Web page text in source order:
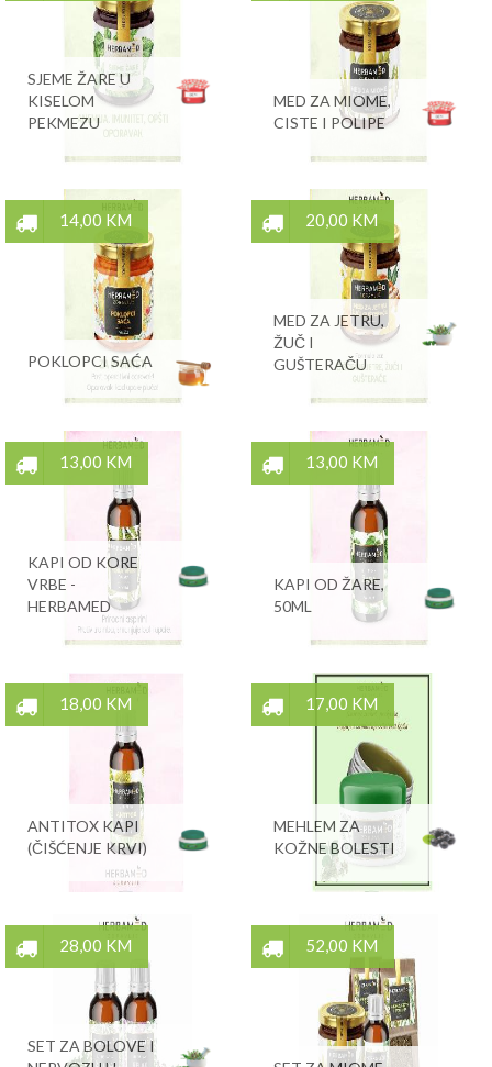
SJEME ŽARE U
KISELOM
PEKMEZU
MED ZA MIOME,
CISTE I POLIPE
14,00 KM
POKLOPCI SAĆA
20,00 KM
MED ZA JETRU,
ŽUČ I
GUŠTERAČU
13,00 KM
KAPI OD KORE
VRBE -
HERBAMED
13,00 KM
KAPI OD ŽARE,
50ML
18,00 KM
ANTITOX KAPI
(ČIŠĆENJE KRVI)
17,00 KM
MEHLEM ZA
KOŽNE BOLESTI
28,00 KM
SET ZA BOLOVE I
52,00 KM